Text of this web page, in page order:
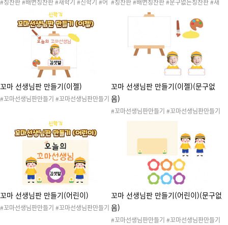
#칭찬판 #배변칭찬판 #새학기 #신학기 #어
린이집 #유치원 #새학기준비 #신학기준비 #
환경구성 #환경판 #게시판 #칭찬스티커 #칭
찬스티커판 #배변활동 #배변훈련 #배변놀이
#기저귀파티 #기저귀데이 #화장실 #20260
102배변놀이 #20260102배변놀이추가자
#칭찬판 #배변칭찬판 #문구없는칭찬판 #새
학기 #신학기 #어린이집 #유치원 #새학기준
비 #신학기준비 #환경구성 #환경판 #게시판
#칭찬스티커 #칭찬스티커판 #배변활동 #배
변훈련 #배변놀이 #기저귀파티 #기저귀데이
#화장실 #20260102배변놀이 #20260102
배변놀이추가자료
꼬마 선생님판 만들기(이젤)
#꼬마선생님판만들기 #꼬마선생님판만들기
성 #환경판 #게시판 #꼬마선생님 #오늘의도
우미 #작은선생님
꼬마 선생님판 만들기(이젤)(문구없
음)
#꼬마선생님판만들기 #꼬마선생님판만들기
이젤버전 #문구없는꼬마선생님판만들기 #새
학기준비 #신학기준비 #환경구성 #환경판 #
게시판 #꼬마선생님 #오늘의도우미 #작은선
꼬마 선생님판 만들기(어린이)
#꼬마선생님판만들기 #꼬마선생님판만들기
꼬마 선생님판 만들기(어린이)(문구없
음)
#꼬마선생님판만들기 #꼬마선생님판만들기